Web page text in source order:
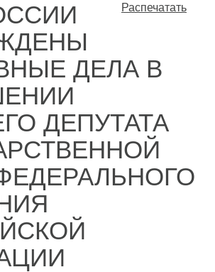
Распечатать
ДЕЛА В
ДЕПУТАТА